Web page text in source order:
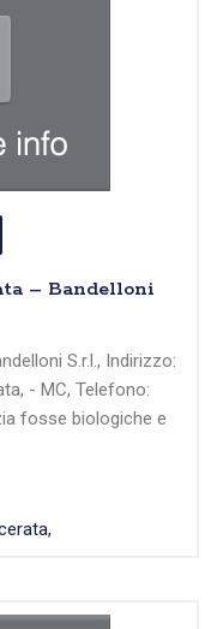
– Bandelloni
S.r.l., Indirizzo:
- MC, Telefono:
fosse biologiche e